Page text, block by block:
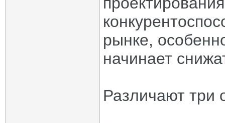
рынке,
начинает
Различают три